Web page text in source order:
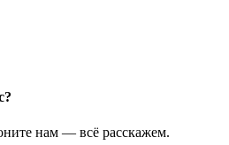
нам — всё расскажем.